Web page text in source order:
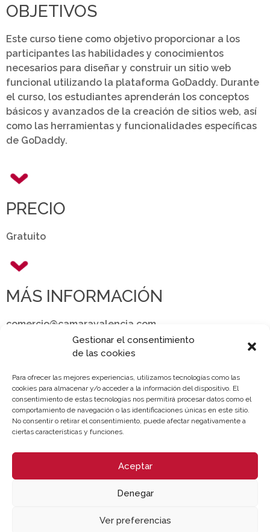
Gestionar el consentimiento
de las cookies
Para ofrecer las mejores experiencias, utilizamos tecnologías como las
cookies para almacenar y/o acceder a la información del dispositivo. El
consentimiento de estas tecnologías nos permitirá procesar datos como el
comportamiento de navegación o las identificaciones únicas en este sitio.
No consentir o retirar el consentimiento, puede afectar negativamente a
ciertas características y funciones.
Aceptar
Denegar
Ver preferencias
OBJETIVOS
Este curso tiene como objetivo proporcionar a los
participantes las habilidades y conocimientos
necesarios para diseñar y construir un sitio web
funcional utilizando la plataforma GoDaddy. Durante
el curso, los estudiantes aprenderán los conceptos
básicos y avanzados de la creación de sitios web, así
como las herramientas y funcionalidades específicas
de GoDaddy.
PRECIO
Gratuito
MÁS INFORMACIÓN
comercio@camaravalencia.com
PROGRAMA
13/10/2023